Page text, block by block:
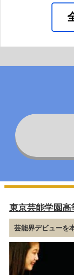
東京芸能学園高
芸能界デビューを